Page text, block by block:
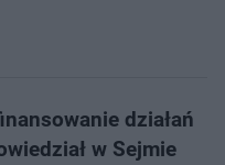
działań
w Sejmie